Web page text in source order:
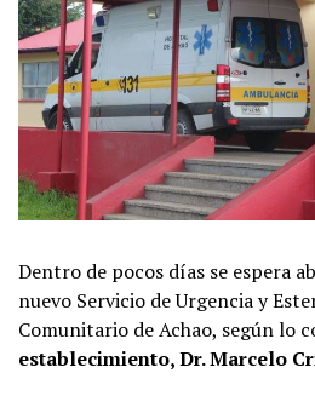
Dentro de pocos días se espera
nuevo Servicio de Urgencia y
Comunitario de Achao, según lo
establecimiento, Dr. Marcelo